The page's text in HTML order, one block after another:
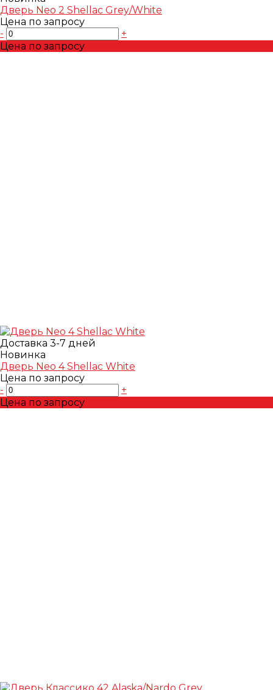
Дверь Neo 2 Shellac Grey/White
Цена по запросу
-
+
Цена по запросу
Доставка 3-7 дней
Новинка
Дверь Neo 4 Shellac White
Цена по запросу
-
+
Цена по запросу